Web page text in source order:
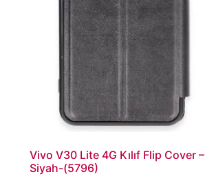
Vivo V30 Lite 4G Kılıf Flip Cover –
Siyah-(5796)